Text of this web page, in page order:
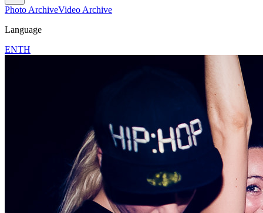
Photo ArchiveVideo Archive
Language
ENTH